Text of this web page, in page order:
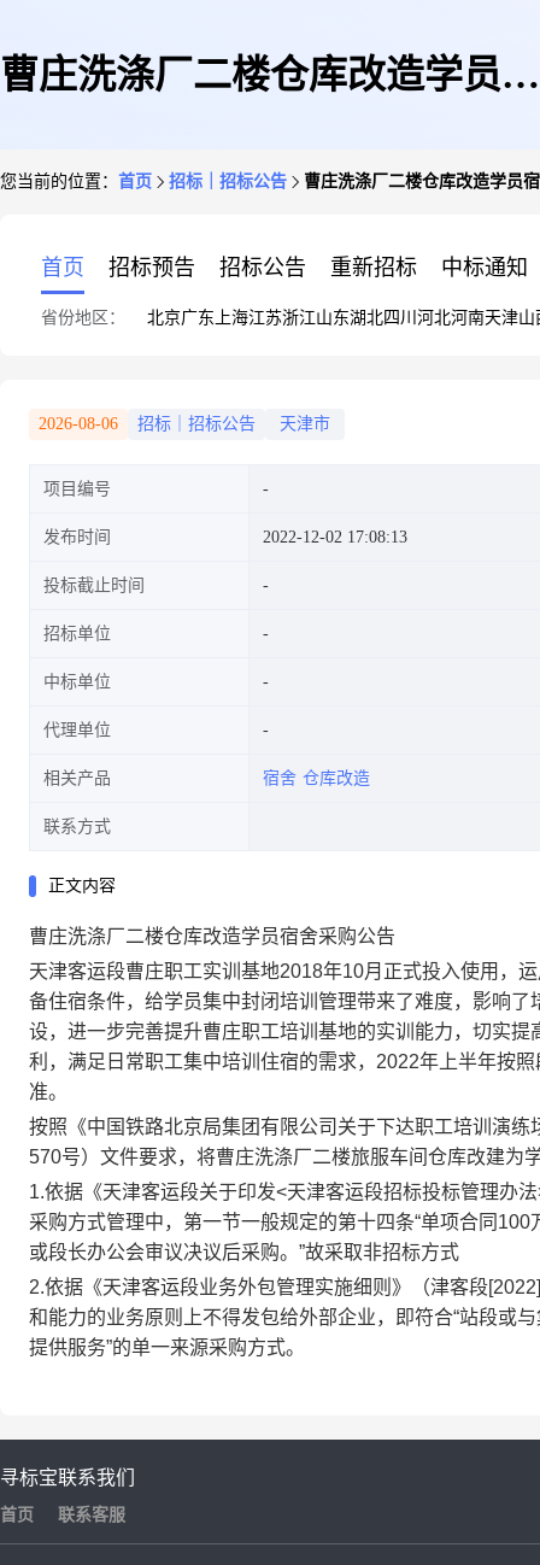
曹庄洗涤厂二楼仓库改造学员宿
您当前的位置： 首页 招标｜招标公告 曹庄洗涤厂二楼仓库改造学员
首页 招标预告 招标公告 重新招标 中标通知
省份地区： 北京广东 上海江苏浙江山东湖北四川 河北河南天津山
2026-08-06 招标｜招标公告 天津市
项目编号
发布时间 2022-12-02 17:08:13
投标截止时间
招标单位
中标单位
代理单位
相关产品 宿舍 仓库改造
联系方式
正文内容
曹庄洗涤厂二楼仓库改造学员宿舍采购公告
天津客运段曹庄职工实训基地2018年10月正式投入使用，
备住宿条件，给学员集中封闭培训管理带来了难度，影响了
设，进一步完善提升曹庄职工培训基地的实训能力，切实
利，满足日常职工集中培训住宿的需求，2022年上半年按
准。
按照《中国铁路北京局集团有限公司关于下达职工培训演
570号）文件要求，将曹庄洗涤厂二楼旅服车间仓库改建为
1.依据《天津客运段关于印发<天津客运段招标投标管理办
采购方式管理中，第一节一般规定的第十四条“单项合同
或段长办公会审议决议后采购。”故采取非招标方式
2.依据《天津客运段业务外包管理实施细则》（津客段
和能力的业务原则上不得发包给外部企业，即符合“站段或
提供服务”的单一来源采购方式。
寻标宝
首页
联系我们
联系客服